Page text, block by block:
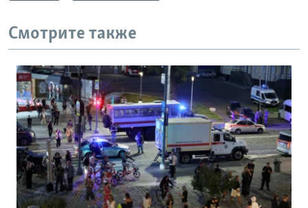
Смотрите также